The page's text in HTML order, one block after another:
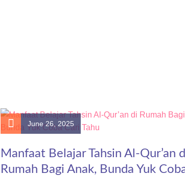
June 26, 2025
Manfaat Belajar Tahsin Al-Qur’an
Rumah Bagi Anak, Bunda Yuk